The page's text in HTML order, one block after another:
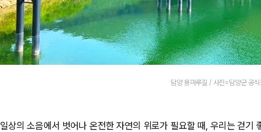
담양 용마루길 / 사진=담양군 공
일상의 소음에서 벗어나 온전한 자연의 위로가 필요할 때, 우리는 걷기